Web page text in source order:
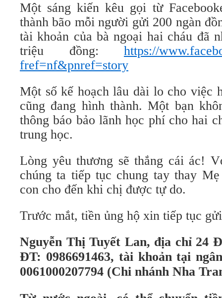
Một sáng kiến kêu gọi từ
thành bão mỗi người gửi 200 ngàn
tài khoản của bà ngoại hai cháu đã
triệu đồng: https://
fref=nf&pnref=story
Một số kế hoạch lâu dài lo cho việc
cũng đang hình thành. Một bạn
thông báo bảo lãnh học phí cho hai
trung học.
Lòng yêu thương sẽ thắng cái ác!
chúng ta tiếp tục chung tay thay
con cho đến khi chị được tự do.
Trước mắt, tiền ủng hộ xin tiếp tục
Nguyễn Thị Tuyết Lan, địa chỉ 24
ĐT: 0986691463, tài khoản tại
0061000207794 (Chi nhánh Nha